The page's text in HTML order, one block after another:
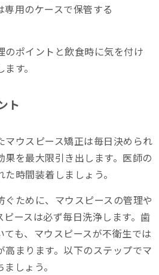
専用のケースで保管する
のポイントと飲食時に気を付け
す。
ト
マウスピース矯正は毎日決められ
果を最大限引き出します。医師の
時間装着しましょう。
ぐために、マウスピースの管理や
ースは必ず毎日洗浄します。歯
も、マウスピースが不衛生では
高まります。以下のステップでマ
しょう。